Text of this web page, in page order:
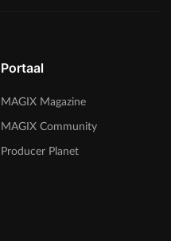
Portaal
MAGIX Magazine
MAGIX Community
Producer Planet